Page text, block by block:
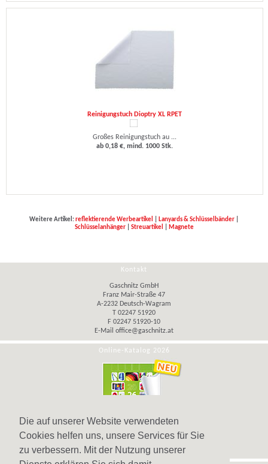
Die auf unserer Website verwendeten
Cookies helfen uns, unsere Services für Sie
zu verbessern. Mit der Nutzung unserer
Reinigungstuch Dioptry XL RPET
Großes Reinigungstuch au ...
ab 0,18 €, mind. 1000 Stk.
Weitere Artikel:reflektierende Werbeartikel Lanyards & Schlüsselbänder
Schlüsselanhänger| Streuartikel Magnete
Kontakt
Gaschnitz GmbH
Franz Mair-Straße 47
A-2232 Deutsch-Wagram
T 02247 51920
F 02247 51920-10
E-Mail office@gaschnitz.at
Online-Katalog 2026